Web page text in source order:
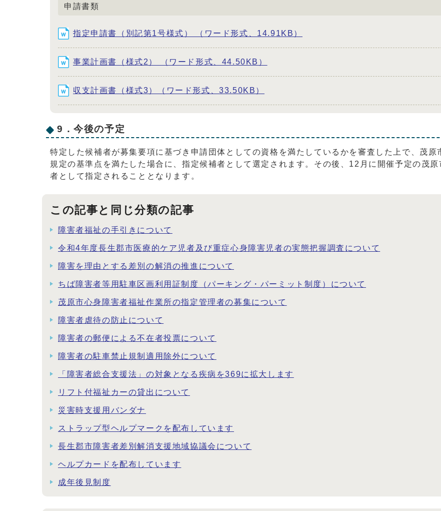
申請書類
指定申請書（別記第1号様式） （ワード形式、14.91KB）
事業計画書（様式2） （ワード形式、44.50KB）
収支計画書（様式3）（ワード形式、33.50KB）
9．今後の予定
特定した候補者が募集要項に基づき申請団体としての資格を満たしているかを審査した上で、茂原
規定の基準点を満たした場合に、指定候補者として選定されます。その後、12月に開催予定の茂
者として指定されることとなります。
この記事と同じ分類の記事
障害者福祉の手引きについて
令和4年度長生郡市医療的ケア児者及び重症心身障害児者の実態把握調査について
障害を理由とする差別の解消の推進について
ちば障害者等用駐車区画利用証制度（パーキング・パーミット制度）について
茂原市心身障害者福祉作業所の指定管理者の募集について
障害者虐待の防止について
障害者の郵便による不在者投票について
障害者の駐車禁止規制適用除外について
「障害者総合支援法」の対象となる疾病を369に拡大します
リフト付福祉カーの貸出について
災害時支援用バンダナ
ストラップ型ヘルプマークを配布しています
長生郡市障害者差別解消支援地域協議会について
ヘルプカードを配布しています
成年後見制度